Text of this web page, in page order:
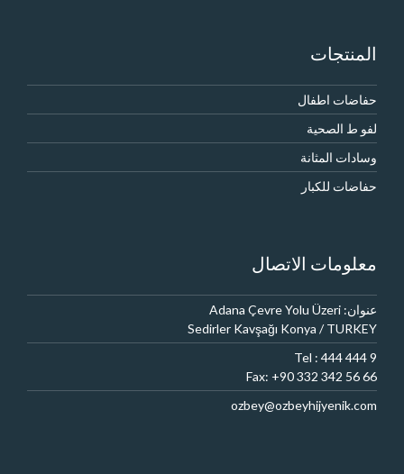
المنتجات
حفاضات اطفال
لفو ط الصحية
وسادات المثانة
حفاضات للكبار
معلومات الاتصال
عنوان: Adana Çevre Yolu Üzeri
Sedirler Kavşağı Konya / TURKEY
Tel : 444 444 9
Fax: +90 332 342 56 66
ozbey@ozbeyhijyenik.com